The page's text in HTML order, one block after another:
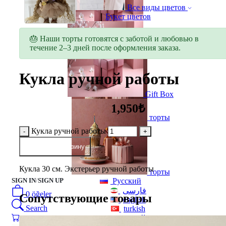
Gift Box
торты
Русский
فارسی
english
turkish
العربية
SIGN IN/SIGN UP
0 öğeler
Search
Все виды цветов
Букет цветов
Gift Box
торты
Русский
فارسی
english
turkish
العربية
🎂 Наши торты готовятся с заботой и любовью в
течение 2–3 дней после оформления заказа.
Кукла ручной работы
1,950₺
Кукла ручной работы
добавить в корзину
Кукла 30 см. Экстерьер ручной работы
Сопутствующие товары